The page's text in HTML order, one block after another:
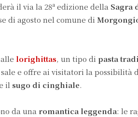
il via la 28a edizione della Sagra
di agosto nel comune di
lorighittas, un tipo di pasta
e offre ai visitatori la possibilità
il sugo di cinghiale.
da una romantica leggenda: le